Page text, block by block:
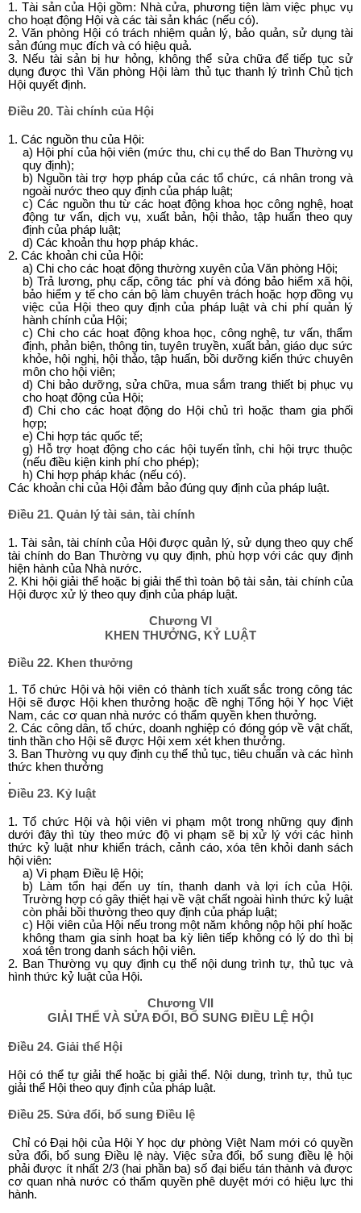
1. Tài sản của Hội gồm: Nhà cửa, phương tiện làm việc phục vụ
cho hoạt động Hội và các tài sản khác (nếu có).
2. Văn phòng Hội có trách nhiệm quản lý, bảo quản, sử dụng tài
sản đúng mục đích và có hiệu quả.
3. Nếu tài sản bị hư hỏng, không thể sửa chữa để tiếp tục sử
dụng được thì Văn phòng Hội làm thủ tục thanh lý trình Chủ tịch
Hội quyết định.
Điều 20. Tài chính của Hội
1. Các nguồn thu của Hội:
a) Hội phí của hội viên (mức thu, chi cụ thể do Ban Thường vụ
quy định);
b) Nguồn tài trợ hợp pháp của các tổ chức, cá nhân trong và
ngoài nước theo quy định của pháp luật;
c) Các nguồn thu từ các hoạt động khoa học công nghệ, hoạt
động tư vấn, dịch vụ, xuất bản, hội thảo, tập huấn theo quy
định của pháp luật;
d) Các khoản thu hợp pháp khác.
2. Các khoản chi của Hội:
a) Chi cho các hoạt động thường xuyên của Văn phòng Hội;
b) Trả lương, phụ cấp, công tác phí và đóng bảo hiểm xã hội,
bảo hiểm y tế cho cán bộ làm chuyên trách hoặc hợp đồng vụ
việc của Hội theo quy định của pháp luật và chi phí quản lý
hành chính của Hội;
c) Chi cho các hoạt động khoa học, công nghệ, tư vấn, thẩm
định, phản biện, thông tin, tuyên truyền, xuất bản, giáo dục sức
khỏe, hội nghị, hội thảo, tập huấn, bồi dưỡng kiến thức chuyên
môn cho hội viên;
d) Chi bảo dưỡng, sửa chữa, mua sắm trang thiết bị phục vụ
cho hoạt động của Hội;
đ) Chi cho các hoạt động do Hội chủ trì hoặc tham gia phối
hợp;
e) Chi hợp tác quốc tế;
g) Hỗ trợ hoạt động cho các hội tuyến tỉnh, chi hội trực thuộc
(nếu điều kiện kinh phí cho phép);
h) Chi hợp pháp khác (nếu có).
Các khoản chi của Hội đảm bảo đúng quy định của pháp luật.
Điều 21. Quản lý tài sản, tài chính
1. Tài sản, tài chính của Hội được quản lý, sử dụng theo quy chế
tài chính do Ban Thường vụ quy định, phù hợp với các quy định
hiện hành của Nhà nước.
2. Khi hội giải thể hoặc bị giải thể thì toàn bộ tài sản, tài chính của
Hội được xử lý theo quy định của pháp luật.
Chương VI
KHEN THƯỞNG, KỶ LUẬT
Điều 22. Khen thưởng
1. Tổ chức Hội và hội viên có thành tích xuất sắc trong công tác
Hội sẽ được Hội khen thưởng hoặc đề nghị Tổng hội Y học Việt
Nam, các cơ quan nhà nước có thẩm quyền khen thưởng.
2. Các công dân, tổ chức, doanh nghiệp có đóng góp về vật chất,
tinh thần cho Hội sẽ được Hội xem xét khen thưởng.
3. Ban Thường vụ quy định cụ thể thủ tục, tiêu chuẩn và các hình
thức khen thưởng
.
Điều 23. Kỷ luật
1. Tổ chức Hội và hội viên vi phạm một trong những quy định
dưới đây thì tùy theo mức độ vi phạm sẽ bị xử lý với các hình
thức kỷ luật như khiển trách, cảnh cáo, xóa tên khỏi danh sách
hội viên:
a) Vi phạm Điều lệ Hội;
b) Làm tổn hại đến uy tín, thanh danh và lợi ích của Hội.
Trường hợp có gây thiệt hại về vật chất ngoài hình thức kỷ luật
còn phải bồi thường theo quy định của pháp luật;
c) Hội viên của Hội nếu trong một năm không nộp hội phí hoặc
không tham gia sinh hoạt ba kỳ liên tiếp không có lý do thì bị
xoá tên trong danh sách hội viên.
2. Ban Thường vụ quy định cụ thể nội dung trình tự, thủ tục và
hình thức kỷ luật của Hội.
Chương VII
GIẢI THỂ VÀ SỬA ĐỔI, BỔ SUNG ĐIỀU LỆ HỘI
Điều 24. Giải thể Hội
Hội có thể tự giải thể hoặc bị giải thể. Nội dung, trình tự, thủ tục
giải thể Hội theo quy định của pháp luật.
Điều 25. Sửa đổi, bổ sung Điều lệ
Chỉ có Đại hội của Hội Y học dự phòng Việt Nam mới có quyền
sửa đổi, bổ sung Điều lệ này. Việc sửa đổi, bổ sung điều lệ hội
phải được ít nhất 2/3 (hai phần ba) số đại biểu tán thành và được
cơ quan nhà nước có thẩm quyền phê duyệt mới có hiệu lực thi
hành.